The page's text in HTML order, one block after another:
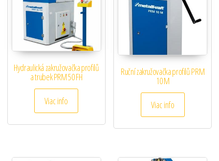
Hydraulická zakružovačka profilů
a trubek PRM 50 FH
Viac info
Ruční zakružovačka profilů PRM
10 M
Viac info